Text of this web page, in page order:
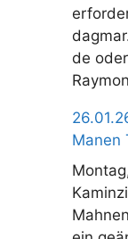
de
Manen